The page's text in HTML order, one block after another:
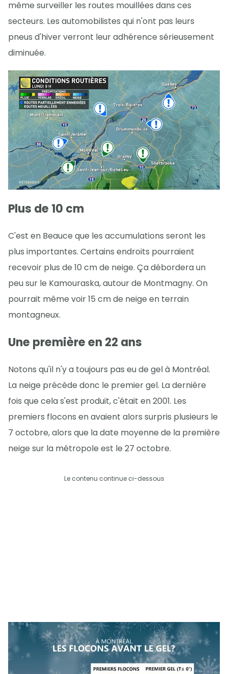
même surveiller les routes mouillées dans ces
secteurs. Les automobilistes qui n'ont pas leurs
pneus d'hiver verront leur adhérence sérieusement
diminuée.
Plus de 10 cm
C'est en Beauce que les accumulations seront les
plus importantes. Certains endroits pourraient
recevoir plus de 10 cm de neige. Ça débordera un
peu sur le Kamouraska, autour de Montmagny. On
pourrait même voir 15 cm de neige en terrain
montagneux.
Une première en 22 ans
Notons qu'il n'y a toujours pas eu de gel à Montréal.
La neige précède donc le premier gel. La dernière
fois que cela s'est produit, c'était en 2001. Les
premiers flocons en avaient alors surpris plusieurs le
7 octobre, alors que la date moyenne de la première
neige sur la métropole est le 27 octobre.
Le contenu continue ci-dessous